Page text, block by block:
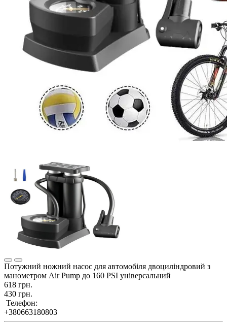
Потужний ножний насос для автомобіля двоциліндровий з
манометром Air Pump до 160 PSI універсальний
618 грн.
430 грн.
Телефон:
+380663180803